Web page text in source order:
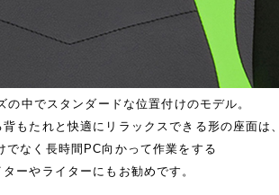
中でスタンダードな位置付けのモデル。
もたれと快適にリラックスできる形の座面は、
でなく長時間PC向かって作業をする
ーやライターにもお勧めです。